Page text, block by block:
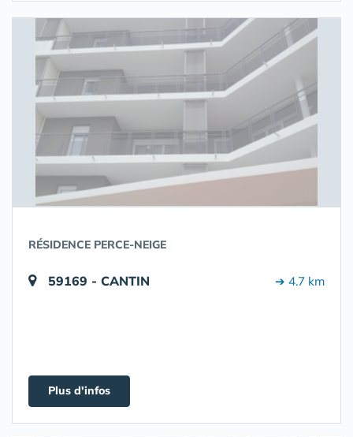
RÉSIDENCE PERCE-NEIGE
59169 - CANTIN ➔ 4.7 km
Plus d'infos